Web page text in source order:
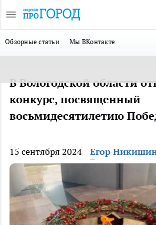
Обзорные статьи Мы ВКонтакте
В Вологодской области
конкурс, посвященный
восьмидесятилетию
15 сентября 2024 Егор